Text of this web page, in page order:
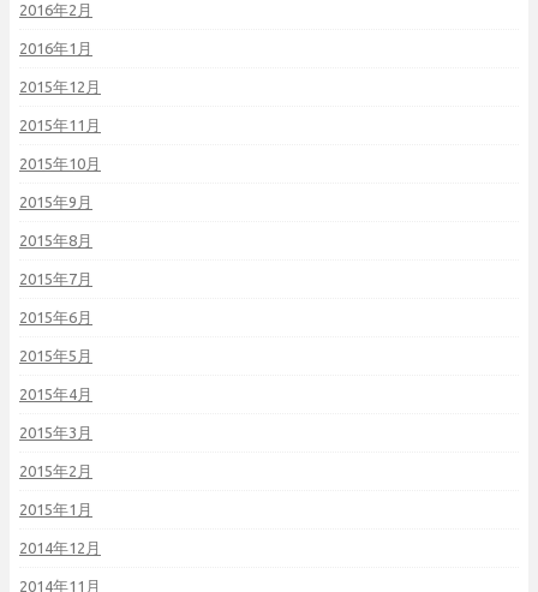
2016年2月
2016年1月
2015年12月
2015年11月
2015年10月
2015年9月
2015年8月
2015年7月
2015年6月
2015年5月
2015年4月
2015年3月
2015年2月
2015年1月
2014年12月
2014年11月